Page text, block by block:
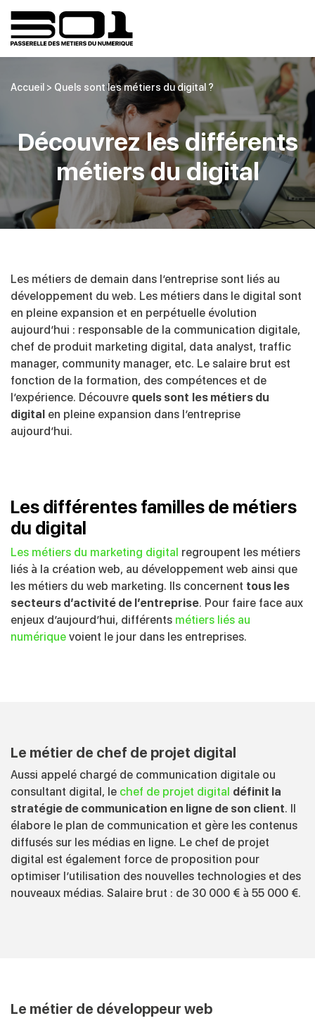
Accueil > Quels sont les métiers du digital ?
Découvrez les différents
métiers du digital
Les métiers de demain dans l’entreprise sont liés au
développement du web. Les métiers dans le digital sont
en pleine expansion et en perpétuelle évolution
aujourd’hui : responsable de la communication digitale,
chef de produit marketing digital, data analyst, traffic
manager, community manager, etc. Le salaire brut est
fonction de la formation, des compétences et de
l’expérience. Découvre quels sont les métiers du
digital en pleine expansion dans l’entreprise
aujourd’hui.
Les différentes familles de métiers
du digital
Les métiers du marketing digital regroupent les métiers
liés à la création web, au développement web ainsi que
les métiers du web marketing. Ils concernent tous les
secteurs d’activité de l’entreprise. Pour faire face aux
enjeux d’aujourd’hui, différents métiers liés au
numérique voient le jour dans les entreprises.
Le métier de chef de projet digital
Aussi appelé chargé de communication digitale ou
consultant digital, le chef de projet digital définit la
stratégie de communication en ligne de son client. Il
élabore le plan de communication et gère les contenus
diffusés sur les médias en ligne. Le chef de projet
digital est également force de proposition pour
optimiser l’utilisation des nouvelles technologies et des
nouveaux médias. Salaire brut : de 30 000 € à 55 000 €.
Le métier de développeur web